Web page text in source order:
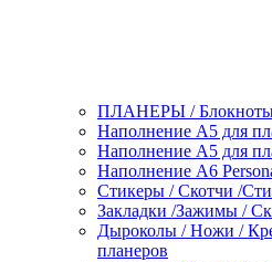
ПЛАНЕРЫ / Блокноты
Наполнение А5 для
Наполнение А5 для
Наполнение А6
Стикеры / Скотчи /
Закладки /Зажимы /
Дыроколы / Ножи /
планеров